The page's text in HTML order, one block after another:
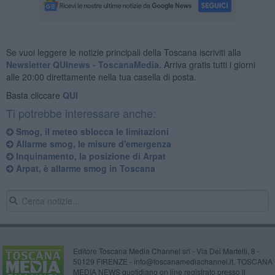
Se vuoi leggere le notizie principali della Toscana iscriviti alla
Newsletter QUInews - ToscanaMedia. Arriva gratis tutti i giorni
alle 20:00 direttamente nella tua casella di posta.
Basta cliccare QUI
Ti potrebbe interessare anche:
Smog, il meteo sblocca le limitazioni
Allarme smog, le misure d'emergenza
Inquinamento, la posizione di Arpat
Arpat, è allarme smog in Toscana
Editore Toscana Media Channel srl - Via Dei Martelli, 8 -
50129 FIRENZE - info@toscanamediachannel.it. TOSCANA
MEDIA NEWS quotidiano on line registrato presso il